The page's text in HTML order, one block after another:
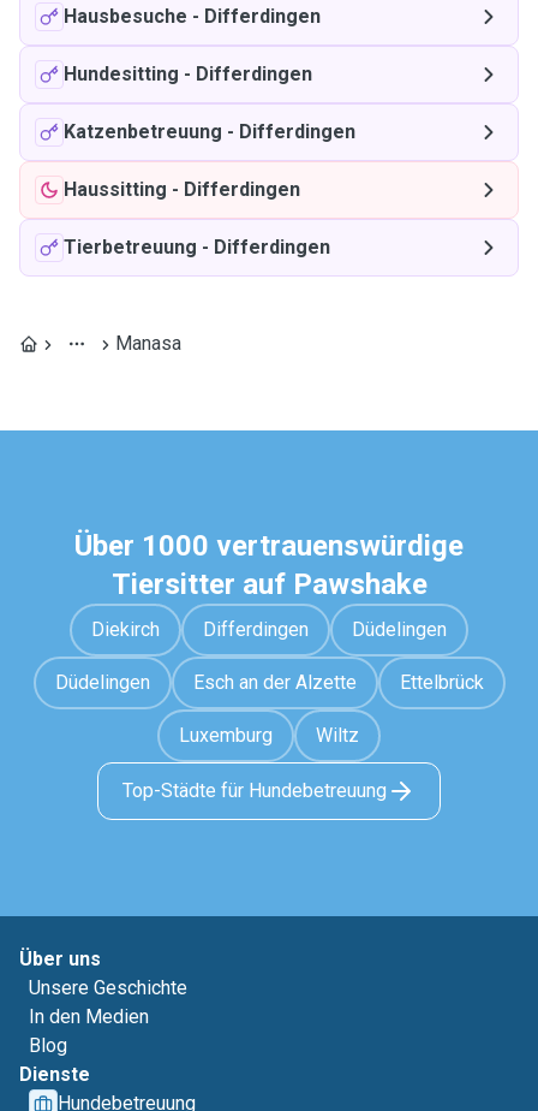
Hausbesuche - Differdingen
Hundesitting - Differdingen
Katzenbetreuung - Differdingen
Haussitting - Differdingen
Tierbetreuung - Differdingen
Manasa
Über 1000 vertrauenswürdige
Tiersitter auf Pawshake
Diekirch Differdingen Düdelingen
Düdelingen Esch an der Alzette Ettelbrück
Luxemburg Wiltz
Top-Städte für Hundebetreuung
Über uns
Unsere Geschichte
In den Medien
Blog
Dienste
Hundebetreuung